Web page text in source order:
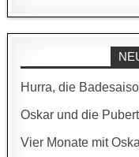
Hurra, die
Oskar und die
Vier Monate mit